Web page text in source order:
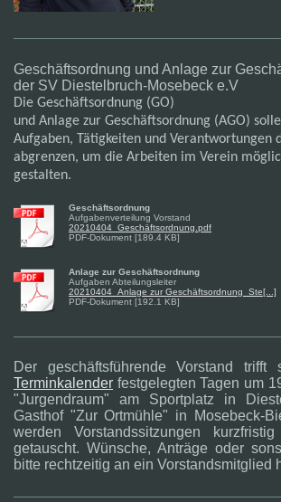
Geschäftsordnung und Anlage zur
der SV Diestelbruch-Mosebeck e.V
Die Geschäftsordnung (GO)
und Anlage zur Geschäftsordnung (AGO)
Aufgaben, Tätigkeiten und Verantwortungen
abgrenzen, um die Arbeiten im Verein
gestalten.
Geschäftsordnung
Aufgabenverteilung Vorstand
20210404_Geschäftsordnung.pdf
PDF-Dokument [189.4 KB]
Anlage zur Geschäftsordnung
Aufgaben Abteilungsleiter
20210404_Anlage zur Geschäftsordnung_Ste[...]
PDF-Dokument [192.1 KB]
Der geschäftsführende Vorstand
Terminkalender festgelegten Tagen um
"Jurgendraum" am Sportplatz in
Gasthof "Zur Ortmühle" in Mosebeck-
werden Vorstandssitzungen
getauscht. Wünsche, Anträge oder
bitte rechtzeitig an ein Vorstandsmitglied